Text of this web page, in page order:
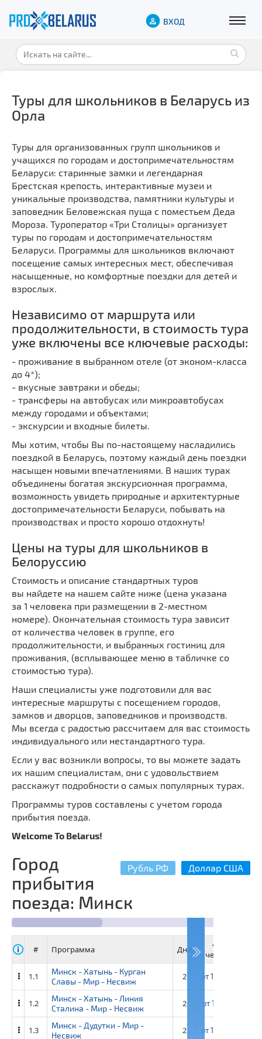
ВХОД
Туры для школьников в Беларусь из
Орла
Туры для организованных групп школьников и
учащихся по городам и достопримечательностям
Беларуси: старинные замки и легендарная
Брестская крепость, интерактивные музеи и
уникальные производства, памятники культуры и
заповедник Беловежская пуща с поместьем Деда
Мороза. Туроператор «Три Столицы» организует
туры по городам и достопримечательностям
Беларуси. Программы для школьников включают
посещение самых интересных мест, обеспечивая
насыщенные, но комфортные поездки для детей и
взрослых.
Независимо от маршрута или
продолжительности, в стоимость тура
уже включены все ключевые расходы:
- проживание в выбранном отеле (от эконом-класса
до 4*);
- вкусные завтраки и обеды;
- трансферы на автобусах или микроавтобусах
между городами и объектами;
- экскурсии и входные билеты.
Мы хотим, чтобы Вы по-настоящему насладились
поездкой в Беларусь, поэтому каждый день поездки
насыщен новыми впечатлениями. В наших турах
объединены богатая экскурсионная программа,
возможность увидеть природные и архитектурные
достопримечательности Беларуси, побывать на
производствах и просто хорошо отдохнуть!
Цены на туры для школьников в
Белоруссию
Стоимость и описание стандартных туров
вы найдете на нашем сайте ниже (цена указана
за 1 человека при размещении в 2-местном
номере). Окончательная стоимость тура зависит
от количества человек в группе, его
продолжительности, и выбранных гостиниц для
проживания, (всплывающее меню в табличке со
стоимостью тура).
Наши специалисты уже подготовили для вас
интересные маршруты с посещением городов,
замков и дворцов, заповедников и производств.
Мы всегда с радостью рассчитаем для вас стоимость
индивидуального или нестандартного тура.
Если у вас возникли вопросы, то вы можете задать
их нашим специалистам, они с удовольствием
расскажут подробности о самых популярных турах.
Программы туров составлены с учетом города
прибытия поезда.
Welcome To Belarus!
Рубль РФ Доллар США
Город
прибытия
поезда: Минск
# Программа Дни
40+4
человек
1.1
Минск - Хатынь - Курган
Славы - Мир - Несвиж
2 от12 400 ₽
1.2
Минск - Хатынь - Линия
Сталина - Мир - Несвиж
2 от13 150 ₽
1.3
Минск - Дудутки - Мир -
Несвиж
2 от13 400 ₽